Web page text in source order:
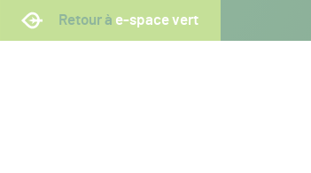
Retour à e-space vert